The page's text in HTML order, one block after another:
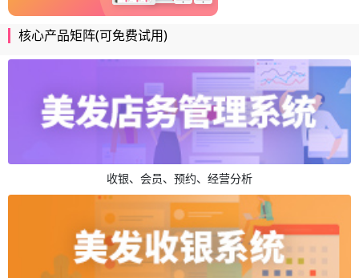
核心产品矩阵(可免费试用)
收银、会员、预约、经营分析